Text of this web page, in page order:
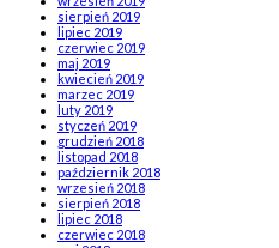
sierpień 2019
lipiec 2019
czerwiec 2019
maj 2019
kwiecień 2019
marzec 2019
luty 2019
styczeń 2019
grudzień 2018
listopad 2018
październik 2018
wrzesień 2018
sierpień 2018
lipiec 2018
czerwiec 2018